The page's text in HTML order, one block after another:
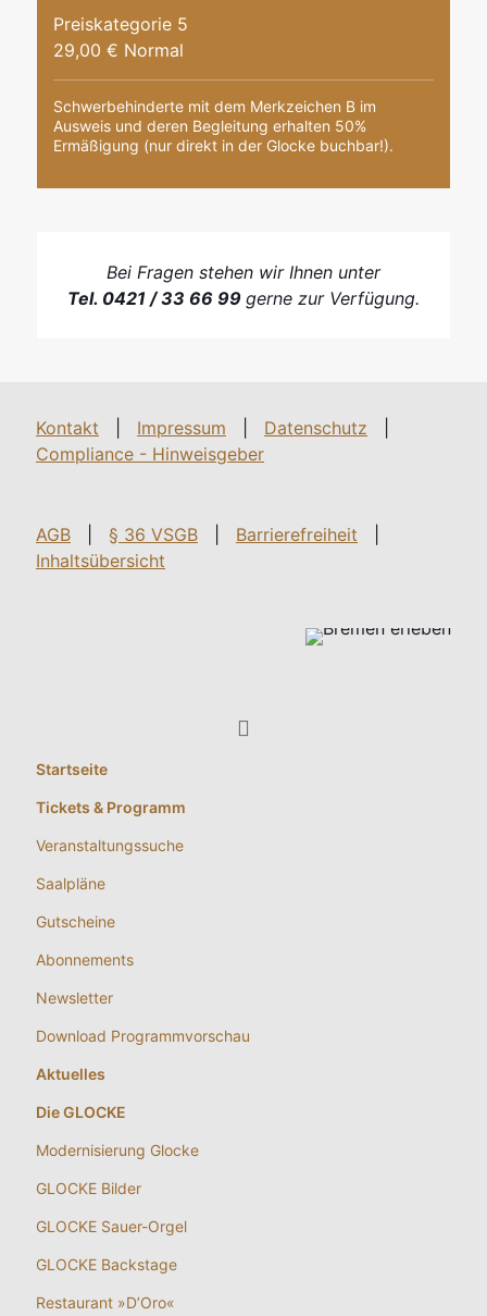
Preiskategorie 5
29,00 € Normal
Schwerbehinderte mit dem Merkzeichen B im
Ausweis und deren Begleitung erhalten 50%
Ermäßigung (nur direkt in der Glocke buchbar!).
Bei Fragen stehen wir Ihnen unter
Tel. 0421 / 33 66 99 gerne zur Verfügung.
Kontakt Impressum Datenschutz
Compliance - Hinweisgeber
AGB § 36 VSGB Barrierefreiheit
Inhaltsübersicht
Startseite
Tickets & Programm
Veranstaltungssuche
Saalpläne
Gutscheine
Abonnements
Newsletter
Download Programmvorschau
Aktuelles
Die GLOCKE
Modernisierung Glocke
GLOCKE Bilder
GLOCKE Sauer-Orgel
GLOCKE Backstage
Restaurant »D’Oro«